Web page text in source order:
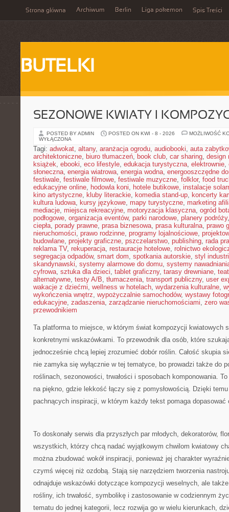
Strona główna Archiwum Berlin Liga pokemon Spis Treści
BUTELKI
SEZONOWE KWIATY I
POSTED BY ADMIN POSTED ON KWI - 8 - 2026
MOŻLIWOŚĆ
WYŁĄCZONA
Tagi: adwokat, altany, aranżacja ogrodu, audiobooki, auta
architektoniczne, biuro tłumaczeń, book club, car sharing, design
książek, ebooki, eco lifestyle, edukacja turystyczna, elektrownie,
słoneczna, energia wiatrowa, energia wodna, energooszczędne
festiwale, festiwale filmowe, festiwale muzyczne, folklor, food
edukacyjne online, hodowla koni, hotele butikowe, instalacje
kino artystyczne, kluby literackie, komedia stand-up, koncerty
kultura ludowa, kursy językowe, mapy turystyczne, marketing
mediacje, miejsca rekreacyjne, motoryzacja klasyczna, ogród
podłogowe, organizacja eventów, parki narodowe, planery podróży
ciepła, porady prawne, prasa biznesowa, prasa kulturalna, prawo
nieruchomości, prawo rodzinne, programy lojalnościowe,
budowlane, projekty graficzne, pszczelarstwo, publishing, rada
reklama TV, rekuperacja, restauracje hotelowe, rolnictwo
segregacja odpadów, smart dom, spotkania autorskie, styl
skandynawski, systemy alarmowe do domu, systemy
cyfrowa, sztuka dla dzieci, tablet graficzny, tarasy drewniane,
alternatywne, testy A/B, tłumaczenia, transport publiczny, user
wakacje z dziećmi, wellness w hotelach, wydarzenia kulturalne,
wykończenia wnętrz, wypożyczalnie samochodów, wystawy
edukacyjne, zadaszenia, zarządzanie nieruchomościami, zero
przewodnikiem
Ta platforma to miejsce, w którym świat kompozycji kwiatowych
konkretnymi wskazówkami. To przewodnik dla osób, które
jednocześnie chcą lepiej zrozumieć dobór roślin. Całość skupia
nie zamyka się wyłącznie w tej tematyce, bo prowadzi także do
roślinach, sezonowości, trwałości i sposobach komponowania.
na piękno, gdzie lekkość łączy się z pomysłowością. Dzięki
pachnących inspiracji, w którym każdy tekst pomaga
To doskonały serwis dla przyszłych par młodych, dekoratorów,
wszystkich, którzy chcą nadać wyjątkowym chwilom kwiatowy
można zbudować wokół inspiracji, ponieważ jej charakter
czymś więcej niż ozdobą. Stają się narzędziem tworzenia
odnajduje wskazówki dotyczące kompozycji weselnych, ale
rośliny, ich trwałość, symbolikę i zastosowanie w codziennym
tematu do jednej kategorii, lecz rozwija go w wielu kierunkach,